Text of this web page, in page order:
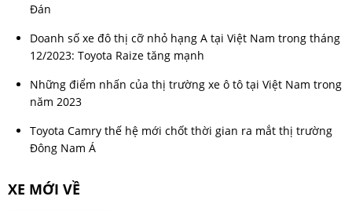
Đán
Doanh số xe đô thị cỡ nhỏ hạng A tại Việt Nam trong tháng
12/2023: Toyota Raize tăng mạnh
Những điểm nhấn của thị trường xe ô tô tại Việt Nam trong
năm 2023
Toyota Camry thế hệ mới chốt thời gian ra mắt thị trường
Đông Nam Á
XE MỚI VỀ